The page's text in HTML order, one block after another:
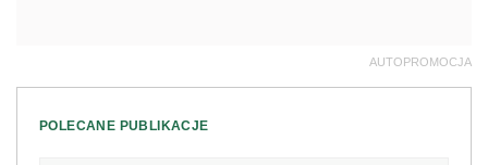
AUTOPROMOCJA
POLECANE PUBLIKACJE